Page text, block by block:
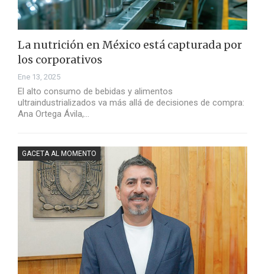
La nutrición en México está capturada por
los corporativos
Ene 13, 2025
El alto consumo de bebidas y alimentos
ultraindustrializados va más allá de decisiones de compra:
Ana Ortega Ávila,…
GACETA AL MOMENTO